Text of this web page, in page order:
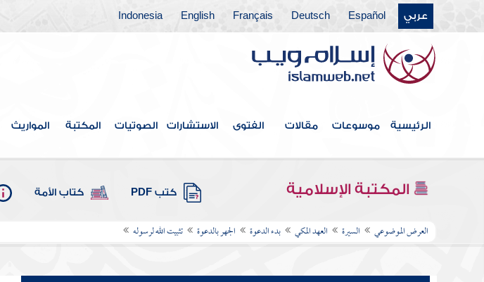
عربي Español
Deutsch
Français
English
Indonesia
الرئيسية موسوعات مقالات الفتوى الاستشارات الصوتيات المكتبة المواريث
المكتبة الإسلامية كتب PDF كتاب الأمة
العرض الموضوعي السيرة العهد المكي بدء الدعوة الجهر بالدعوة تثبيت الله لرسوله